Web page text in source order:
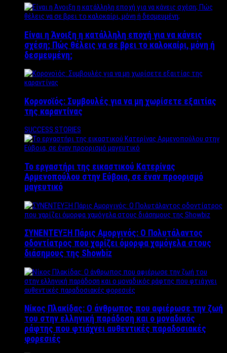
Είναι η Άνοιξη η κατάλληλη εποχή για να κάνεις
σχέση; Πώς θέλεις να σε βρει το καλοκαίρι, μόνη ή
δεσμευμένη;
Κορονοϊός: Συμβουλές για να μη χωρίσετε εξαιτίας
της καραντίνας
SUCCESS STORIES
Το εργαστήρι της εικαστικού Κατερίνας
Αρμενοπούλου στην Εύβοια, σε έναν προορισμό
μαγευτικό
ΣΥΝΕΝΤΕΥΞΗ Πάρις Αμοργινός: O Πολυτάλαντος
οδοντίατρος που χαρίζει όμορφα χαμόγελα στους
διάσημους της Showbiz
Νίκος Πλακίδας: O άνθρωπος που αφιέρωσε την ζωή
του στην ελληνική παράδοση και ο μοναδικός
ράφτης που φτιάχνει αυθεντικές παραδοσιακές
φορεσιές